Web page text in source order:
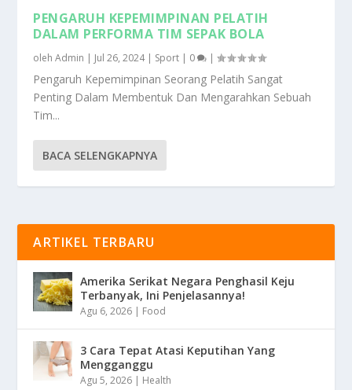
PENGARUH KEPEMIMPINAN PELATIH
DALAM PERFORMA TIM SEPAK BOLA
olehAdmin | Jul 26, 2024| Sport | 0 |
Pengaruh Kepemimpinan Seorang Pelatih Sangat
Penting Dalam Membentuk Dan Mengarahkan Sebuah
Tim...
BACA SELENGKAPNYA
ARTIKEL TERBARU
Amerika Serikat Negara Penghasil Keju
Terbanyak, Ini Penjelasannya!
Agu 6, 2026 | Food
3 Cara Tepat Atasi Keputihan Yang
Mengganggu
Agu 5, 2026 | Health